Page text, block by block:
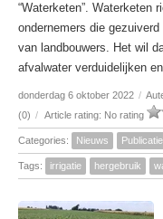
“Waterketen”. Waterketen
ondernemers die
van landbouwers. Het wil
afvalwater verduidelijken
donderdag 6 oktober 2022 /
(0) / Article rating: No rating
Categories: Nieuws
Tags: irrigatie hergebruik